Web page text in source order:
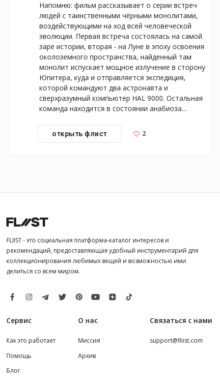
Напомню: фильм рассказывает о серии встреч
людей с таинственными чёрными монолитами,
воздействующими на ход всей человеческой
эволюции. Первая встреча состоялась на самой
заре истории, вторая - на Луне в эпоху освоения
околоземного пространства, найденный там
монолит испускает мощное излучение в сторону
Юпитера, куда и отправляется экспедиция,
которой командуют два астронавта и
сверхразумный компьютер HAL 9000. Остальная
команда находится в состоянии анабиоза...
открыть флист 2
FLIIST - это социальная платформа-каталог интересов и
рекомендаций, предоставляющая удобный инструментарий для
коллекционирования любимых вещей и возможностью ими
делиться со всем миром.
Сервис
Как это работает
Помощь
Блог
О нас
Миссия
Архив
Связаться с нами
support@fliist.com